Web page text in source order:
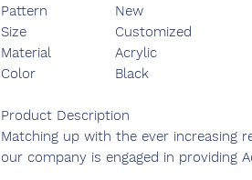
Pattern
New
Size
Customized
Material
Acrylic
Color
Black
Product Description
Matching up with the ever increasing
our company is engaged in providing